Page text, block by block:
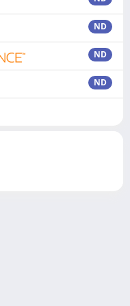
ND
ND
ND